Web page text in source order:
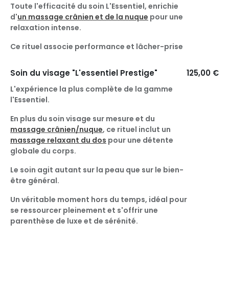
Toute l'efficacité du soin L'Essentiel, enrichie
d'un massage crânien et de la nuque pour une
relaxation intense.
Ce rituel associe performance et lâcher-prise
Soin du visage "L'essentiel Prestige" 125,00 €
L'expérience la plus complète de la gamme
l'Essentiel.
En plus du soin visage sur mesure et du
massage crânien/nuque, ce rituel inclut un
massage relaxant du dos pour une détente
globale du corps.
Le soin agit autant sur la peau que sur le bien-
être général.
Un véritable moment hors du temps, idéal pour
se ressourcer pleinement et s'offrir une
parenthèse de luxe et de sérénité.